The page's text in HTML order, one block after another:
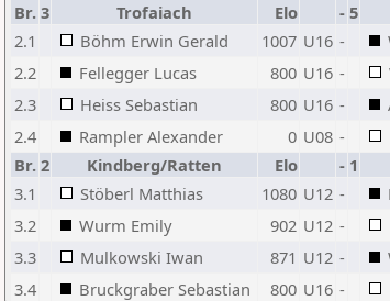
Br. 3 Trofaiach Elo - 5
2.1
Böhm Erwin Gerald 1007 U16 -
2.2
Fellegger Lucas 800 U16 -
2.3
Heiss Sebastian 800 U16 -
2.4
Rampler Alexander 0 U08 -
Br. 2 Kindberg/Ratten Elo - 1
3.1
Stöberl Matthias 1080 U12 -
3.2
Wurm Emily 902 U12 -
3.3
Mulkowski Iwan 871 U12 -
3.4
Bruckgraber Sebastian 800 U16 -